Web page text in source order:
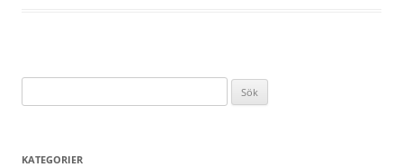
efter:
KATEGORIER